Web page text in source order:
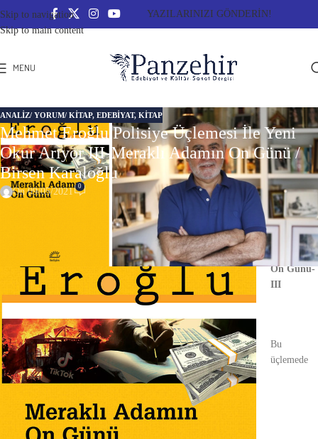
Skip to navigation
Skip to main content
YAZILARINIZI GÖNDERİN!
MENU
ANALIZ/ YORUM/ KITAP, EDEBİYAT, KITAP
Mehmet Eroğlu Polisiye Üçlemesi İle Yeni
Okur Arıyor III-Meraklı Adamın On Günü /
Birsen Karaloğlu
On 09/05/2021 0
Mehmet Eroğlu Polisiye Üçlemesi İle Yeni Okur Arıyor
Meraklı
Adamın
On Günü-
III
Bu
üçlemede